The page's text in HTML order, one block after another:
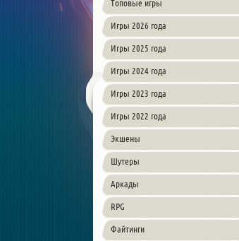
Топовые игры
Игры 2026 года
Игры 2025 года
Игры 2024 года
Игры 2023 года
Игры 2022 года
Экшены
Шутеры
Аркады
RPG
Файтинги